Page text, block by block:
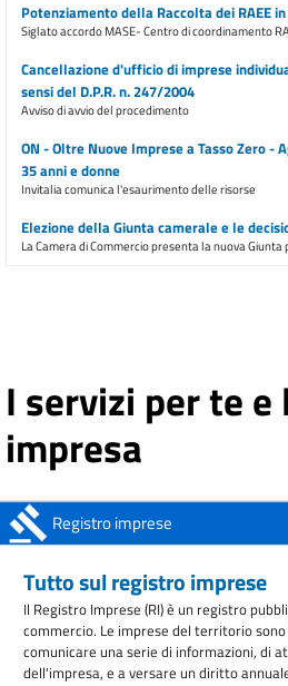
Potenziamento della Raccolta dei RAEE
Siglato accordo MASE- Centro di coordinamento
Cancellazione d'ufficio di imprese
sensi del D.P.R. n. 247/2004
Avviso di avvio del procedimento
ON - Oltre Nuove Imprese a Tasso Zero -
35 anni e donne
Invitalia comunica l'esaurimento delle risorse
Elezione della Giunta camerale e le
La Camera di Commercio presenta la nuova
Ulteriore trasferimento di sportelli dalla
marzo 2026
Avviso all'utenza
AVVISO ALL'UTENZA: Chiusura sportelli
ANAC: obbligo di registrazione degli
ottobre 2025
I servizi per te e
impresa
Registro imprese
Tutto sul registro imprese
Il Registro Imprese (RI) è un registro
commercio. Le imprese del territorio
comunicare una serie di informazioni, di
dell'impresa, e a versare un diritto